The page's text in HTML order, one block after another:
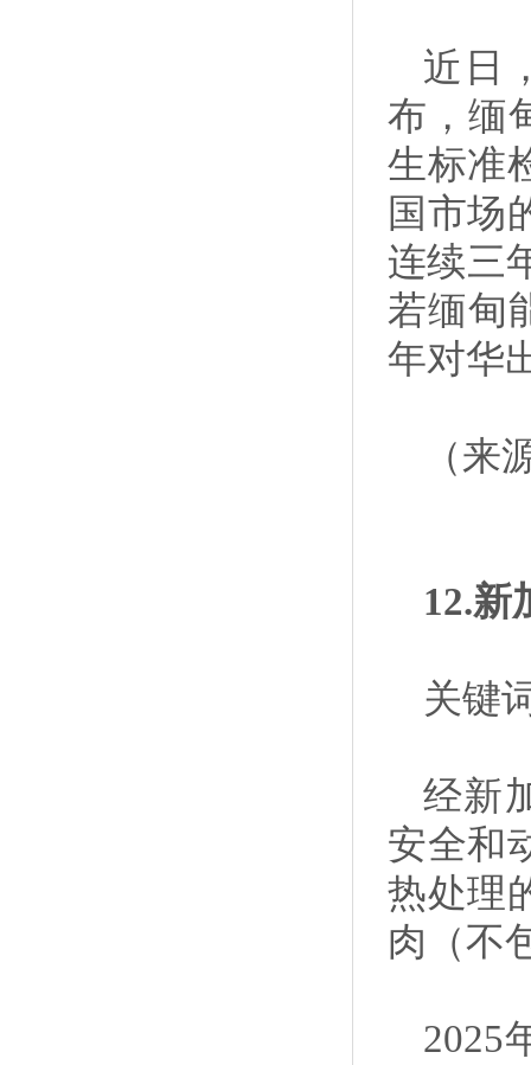
近日
布，缅
生标准
国市场
连续三
若缅甸
年对华
（来
12.新
关键
经新
安全和
热处理
肉（不
2025